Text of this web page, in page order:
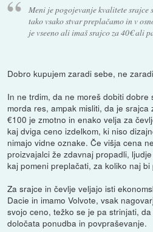
Meni je pogojevanje kvalitete srajce
tako vsako stvar preplačamo in v
je vseeno ali imaš srajco za 40€ ali
Dobro kupujem zaradi sebe, ne
In ne trdim, da ne moreš dobiti
morda res, ampak misliti, da je
€100 je zmotno in enako velja za
kaj dviga ceno izdelkom, ki niso
nimajo vidne oznake. Če višja cena
proizvajalci že zdavnaj propadli,
kaj pomeni preplačati, za koliko naj
Za srajce in čevlje veljajo isti
Dacie in imamo Volvote, vsak
svojo ceno, težko se je pa strinjati,
določata ponudba in povpraševanje.